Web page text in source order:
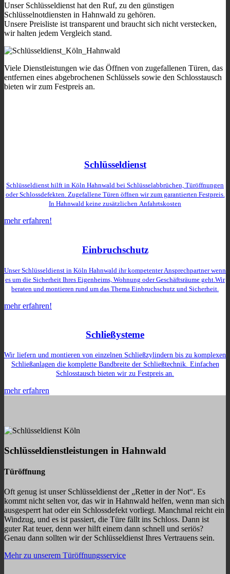
Unser Schlüsseldienst hat den Ruf, zu den günstigen
Schlüsselnotdiensten in Hahnwald zu gehören.
Unsere Preisliste ist transparent und braucht sich nicht verstecken,
wir halten jedem Vergleich stand.
Viele Dienstleistungen wie das Öffnen von zugefallenen Türen, das
entfernen eines abgebrochenen Schlüssels sowie den Schlosstausch
bieten wir zum Festpreis an.
Schlüsseldienst
Schlüsseldienst hilft in Köln Hahnwald bei Schlüsselabbrüchen, Türöffnungen
oder Schlossdefekten. Zugefallene Türen öffnen wir zum garantierten Festpreis.
In Hahnwald keine zusätzlichen Anfahrtskosten
mehr erfahren!
Einbruchschutz
Unser Schlüsseldienst in Köln Hahnwald ihr kompetenter Ansprechpartner wenn
es um die Sicherheit Ihres Eigenheims, Wohnung oder Geschäftsräume geht.Wir
beraten und montieren rund um das Thema Einbruchschutz und Sicherheit.
mehr erfahren!
Schließysteme
Wir liefern und montieren von einzelnen Schließzylindern bis zu komplexen
Schließanlagen die komplette Bandbreite der Schließtechnik. Einfachen
Schlosstausch bieten wir zu Festpreis an.
mehr erfahren
Schlüsseldienstleistungen in Hahnwald
Türöffnung
Oft genug ist unser Schlüsseldienst der „Retter in der Not“. Es
kommt nicht selten vor, das wir in Hahnwald helfen, wenn man sich
ausgesperrt hat oder ein Schlossdefekt vorliegt. Manchmal reicht ein
Windzug, und es ist passiert, die Türe fällt ins Schloss. Dann ist
guter Rat teuer, denn wer hilft einem dann schnell und seriös?
Genau dann sollten wir der Schlüsseldienst Ihres Vertrauens sein.
Mehr zu unserem Türöffnungsservice